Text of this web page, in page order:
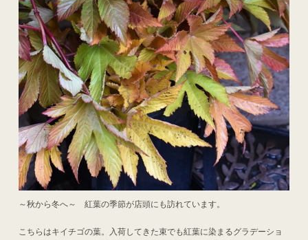
～秋から冬へ～ 紅葉の季節が店頭にも訪れています。
こちらはキイチゴの葉。入荷してきた束でも紅葉に染まるグラデーショ